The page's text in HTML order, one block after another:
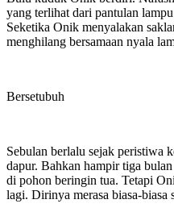
yang terlihat dari pantulan
Seketika Onik menyalakan
menghilang bersamaan nyala
Bersetubuh
Sebulan berlalu sejak peristiwa
dapur. Bahkan hampir tiga
di pohon beringin tua. Tetapi
lagi. Dirinya merasa biasa-biasa